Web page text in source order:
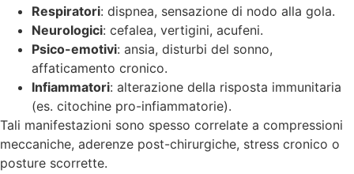
Respiratori: dispnea, sensazione di nodo alla gola.
Neurologici: cefalea, vertigini, acufeni.
Psico-emotivi: ansia, disturbi del sonno,
affaticamento cronico.
Infiammatori: alterazione della risposta immunitaria
(es. citochine pro-infiammatorie).
Tali manifestazioni sono spesso correlate a compressioni
meccaniche, aderenze post-chirurgiche, stress cronico o
posture scorrette.